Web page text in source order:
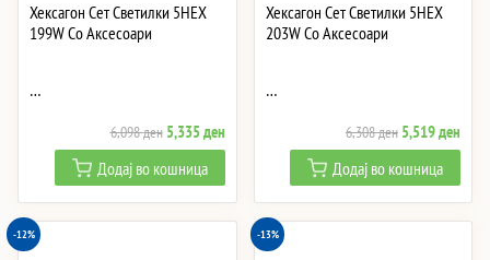
Хексагон Сет Светилки 5HEX
199W Со Аксесоари
…
6,098ден Original
price
was:
6,098 ден.
5,335денCurrent
price
is:
5,335 ден.
Додај во кошница
Хексагон Сет Светилки 5HEX
203W Со Аксесоари
…
6,308ден Original
price
was:
6,308 ден.
5,519ден
price
is:
Додај во кошница
-12% -13%